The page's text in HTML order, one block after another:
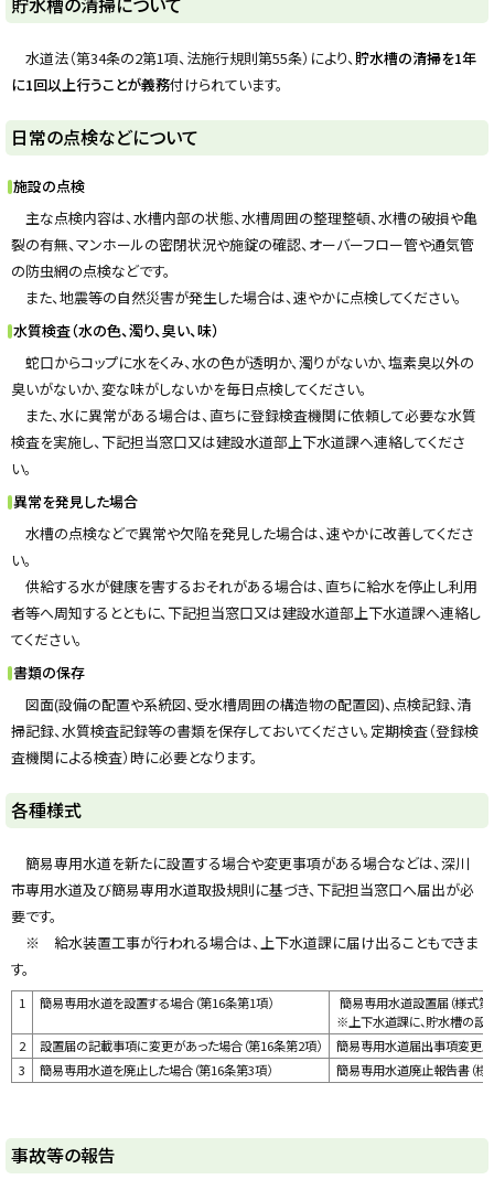
ッ
に
る
水道法（第34条の2第1項、法施行規則第55条）により、貯水槽の清掃を1年
に1回以上行うことが義務付けられています。
ト
ッ
プ
戻
る
日常の点検などについて
施設の点検
主な点検内容は、水槽内部の状態、水槽周囲の整理整頓、水槽の破損や亀
裂の有無、マンホールの密閉状況や施錠の確認、オーバーフロー管や通気管
の防虫網の点検などです。
また、地震等の自然災害が発生した場合は、速やかに点検してください。
水質検査（水の色、濁り、臭い、味）
蛇口からコップに水をくみ、水の色が透明か、濁りがないか、塩素臭以外の
臭いがないか、変な味がしないかを毎日点検してください。
また、水に異常がある場合は、直ちに登録検査機関に依頼して必要な水質
検査を実施し、下記担当窓口又は建設水道部上下水道課へ連絡してくださ
い。
異常を発見した場合
水槽の点検などで異常や欠陥を発見した場合は、速やかに改善してくださ
い。
供給する水が健康を害するおそれがある場合は、直ちに給水を停止し利用
者等へ周知するとともに、下記担当窓口又は建設水道部上下水道課へ連絡し
てください。
書類の保存
図面(設備の配置や系統図、受水槽周囲の構造物の配置図)、点検記録、清
掃記録、水質検査記録等の書類を保存しておいてください。定期検査（登録検
査機関による検査）時に必要となります。
ト
ッ
に
戻
各種様式
簡易専用水道を新たに設置する場合や変更事項がある場合などは、深川
市専用水道及び簡易専用水道取扱規則に基づき、下記担当窓口へ届出が必
要です。
※ 給水装置工事が行われる場合は、上下水道課に届け出ることもできま
す。
1 簡易専用水道を設置する場合（第16条第1項）
簡易専用水道設置届（様式第
※上下水道課に、貯水槽の設
2
設置届の記載事項に変更があった場合（第16条第2項）
簡易専用水道届出事項変更届
3
簡易専用水道を廃止した場合（第16条第3項） 簡易専用水道廃止報告書（様
ト
ッ
事故等の報告